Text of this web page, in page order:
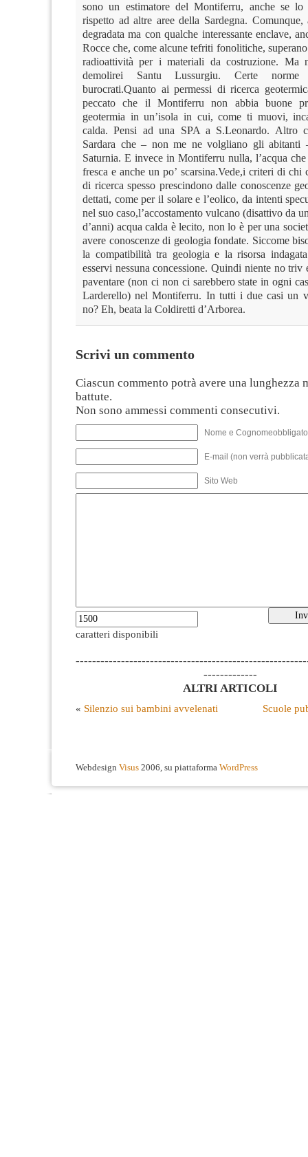
sono un estimatore del Montiferru, anche se lo
rispetto ad altre aree della Sardegna.
degradata ma con qualche interessante enclave,
Rocce che, come alcune tefriti fonolitiche,
radioattività per i materiali da costruzione. Ma
demolirei Santu Lussurgiu. Certe
burocrati.Quanto ai permessi di ricerca
peccato che il Montiferru non abbia buone
geotermia in un’isola in cui, come ti muovi,
calda. Pensi ad una SPA a S.Leonardo. Altro
Sardara che – non me ne volgliano gli abitanti
Saturnia. E invece in Montiferru nulla, l’acqua
fresca e anche un po’ scarsina.Vede,i criteri di chi
di ricerca spesso prescindono dalle conoscenze
dettati, come per il solare e l’eolico, da intenti
nel suo caso,l’accostamento vulcano (disattivo da
d’anni) acqua calda è lecito, non lo è per una
avere conoscenze di geologia fondate. Siccome
la compatibilità tra geologia e la risorsa
esservi nessuna concessione. Quindi niente no triv
paventare (non ci non ci sarebbero state in ogni
Larderello) nel Montiferru. In tutti i due casi un
no? Eh, beata la Coldiretti d’Arborea.
Scrivi un commento
Ciascun commento potrà avere una lunghezza
battute.
Non sono ammessi commenti consecutivi.
Nome e
E-mail (non verrà
Sito Web
caratteri disponibili
-------------
ALTRI ARTICOLI
« Silenzio sui bambini avvelenati Scuole
Webdesign Visus 2006, su piattaforma WordPress